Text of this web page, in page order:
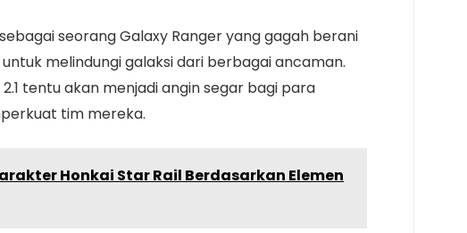
seorang Galaxy Ranger yang gagah berani
melindungi galaksi dari berbagai ancaman.
tentu akan menjadi angin segar bagi para
tim mereka.
Honkai Star Rail Berdasarkan Elemen